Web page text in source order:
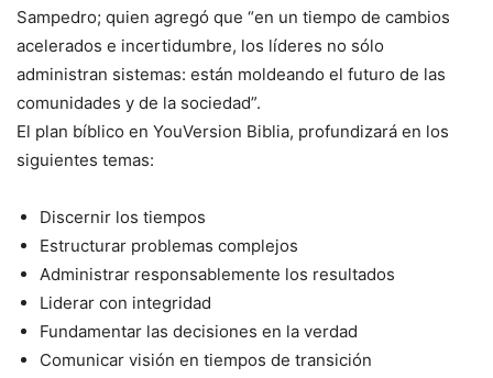
Sampedro; quien agregó que “en un tiempo de cambios
acelerados e incertidumbre, los líderes no sólo
administran sistemas: están moldeando el futuro de las
comunidades y de la sociedad”.
El plan bíblico en YouVersion Biblia, profundizará en los
siguientes temas:
Discernir los tiempos
Estructurar problemas complejos
Administrar responsablemente los resultados
Liderar con integridad
Fundamentar las decisiones en la verdad
Comunicar visión en tiempos de transición